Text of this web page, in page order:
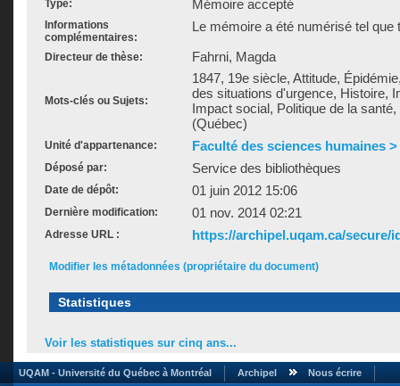
Type: Mémoire accepté
Informations
complémentaires:
Le mémoire a été numérisé tel que
Directeur de thèse: Fahrni, Magda
Mots-clés ou Sujets:
1847, 19e siècle, Attitude,
des situations d'urgence, Histoire,
Impact social, Politique de la
(Québec)
Unité d'appartenance: Faculté des sciences humaines
Déposé par: Service des bibliothèques
Date de dépôt: 01 juin 2012 15:06
Dernière modification: 01 nov. 2014 02:21
Adresse URL : https://archipel.uqam.ca/secure/
Modifier les métadonnées (propriétaire du document)
Statistiques
Voir les statistiques sur cinq ans...
UQAM - Université du Québec à Montréal Archipel Nous écrire